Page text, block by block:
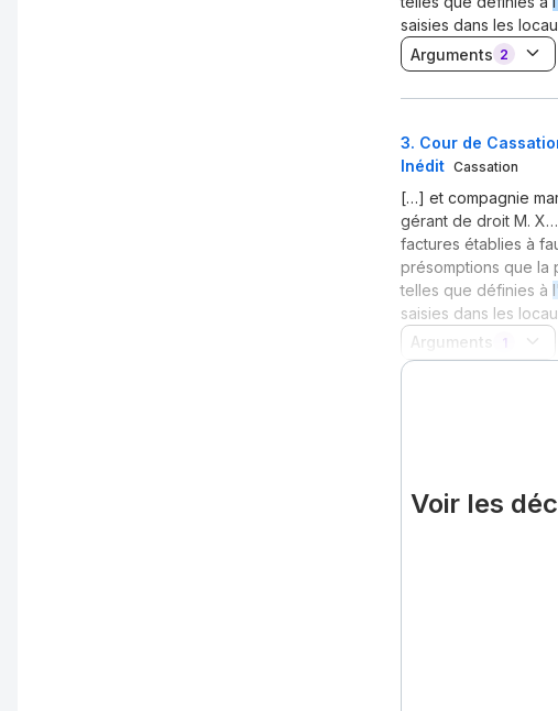
saisies dans les
Arguments 2
3. Cour de
Inédit Cassation
[…] et compagnie
gérant de droit M.
factures établies à
présomptions que la
telles que définies à
saisies dans les
Arguments
1
Voir les